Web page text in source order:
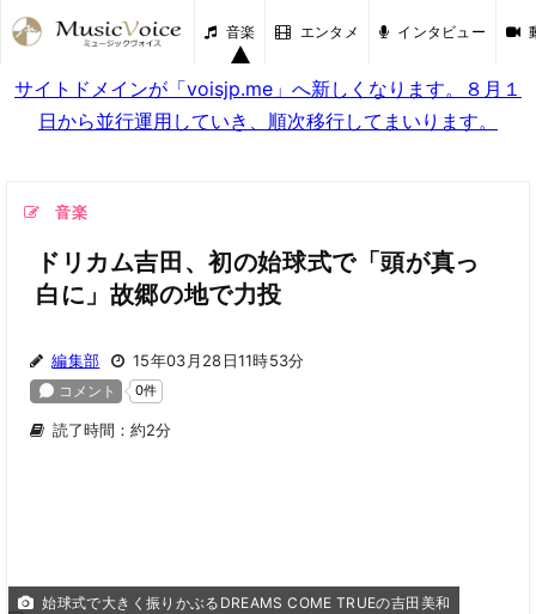
音楽 エンタメ インタビュー
サイトドメインが「voisjp.me」へ新しくなります。８月１
日から並行運用していき、順次移行してまいります。
音楽
ドリカム吉田、初の始球式で「頭が真っ
白に」故郷の地で力投
編集部 15年03月28日11時53分
読了時間：約2分
始球式で大きく振りかぶるDREAMS COME TRUEの吉田美和